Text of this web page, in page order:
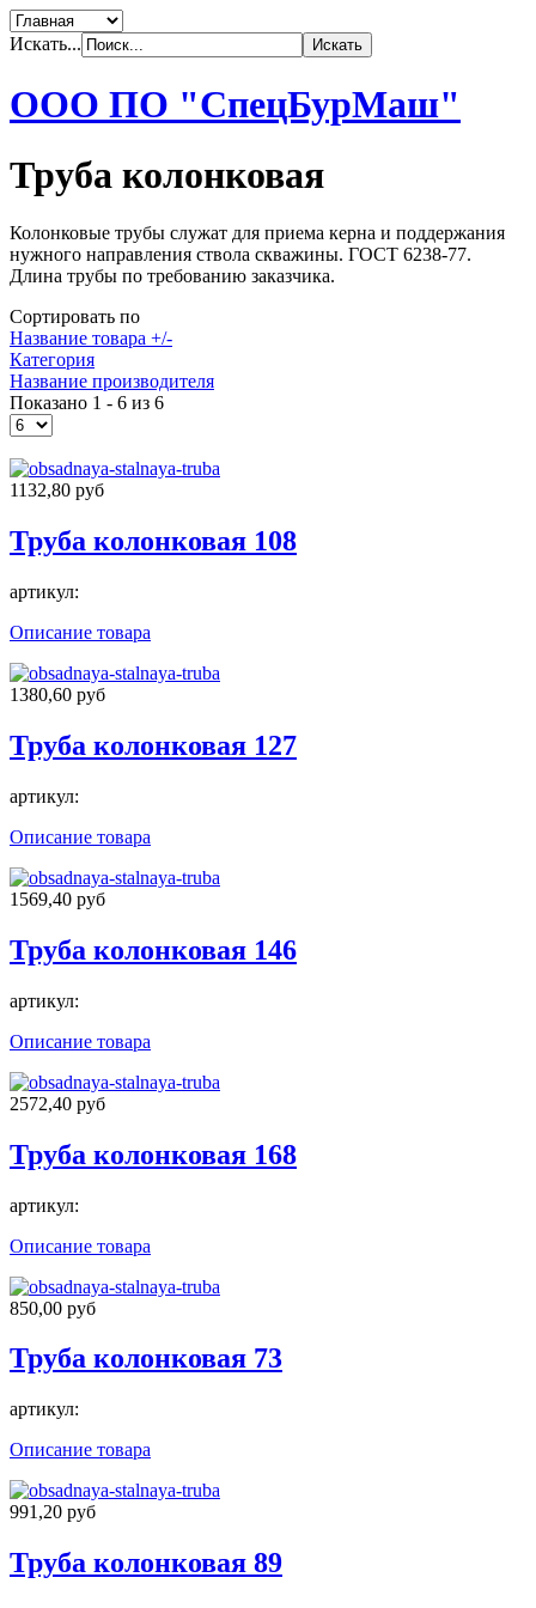
Искать...
ООО ПО "СпецБурМаш"
Труба колонковая
Колонковые трубы служат для приема керна и поддержания
нужного направления ствола скважины. ГОСТ 6238-77.
Длина трубы по требованию заказчика.
Сортировать по
Название товара +/-
Категория
Название производителя
Показано 1 - 6 из 6
1132,80 руб
Труба колонковая 108
артикул:
Описание товара
1380,60 руб
Труба колонковая 127
артикул:
Описание товара
1569,40 руб
Труба колонковая 146
артикул:
Описание товара
2572,40 руб
Труба колонковая 168
артикул:
Описание товара
850,00 руб
Труба колонковая 73
артикул:
Описание товара
991,20 руб
Труба колонковая 89